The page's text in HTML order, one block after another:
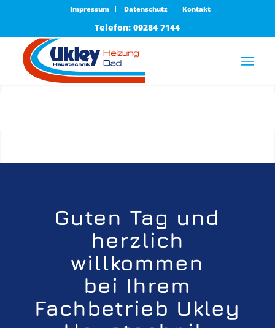
Impressum Datenschutz Kontakt
Telefon: 09284 7144
Guten Tag und
herzlich
willkommen
bei Ihrem
Fachbetrieb Ukley